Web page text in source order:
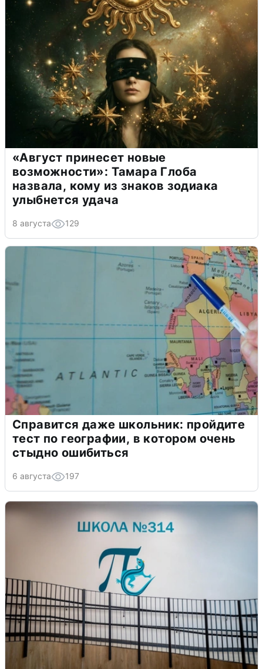
«Август принесет новые
возможности»: Тамара Глоба
назвала, кому из знаков зодиака
улыбнется удача
8 августа 129
Справится даже школьник: пройдите
тест по географии, в котором очень
стыдно ошибиться
6 августа 197